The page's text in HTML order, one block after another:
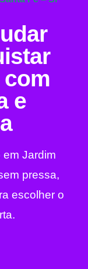
e
em Jardim
pressa,
escolher o